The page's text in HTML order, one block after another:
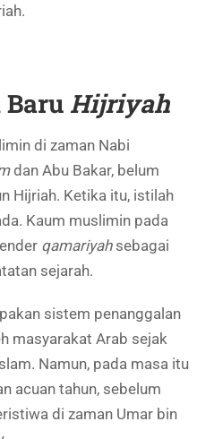
Baru Hijriyah
di zaman Nabi
dan Abu Bakar, belum
Hijriah. Ketika itu, istilah
Kaum muslimin pada
qamariyahsebagai
sejarah.
sistem penanggalan
masyarakat Arab sejak
Namun, pada masa itu
acuan tahun, sebelum
di zaman Umar bin